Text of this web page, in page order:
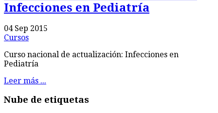
Infecciones en Pediatría
04 Sep 2015
Cursos
Curso nacional de actualización: Infecciones en
Pediatría
Leer más ...
Nube de etiquetas